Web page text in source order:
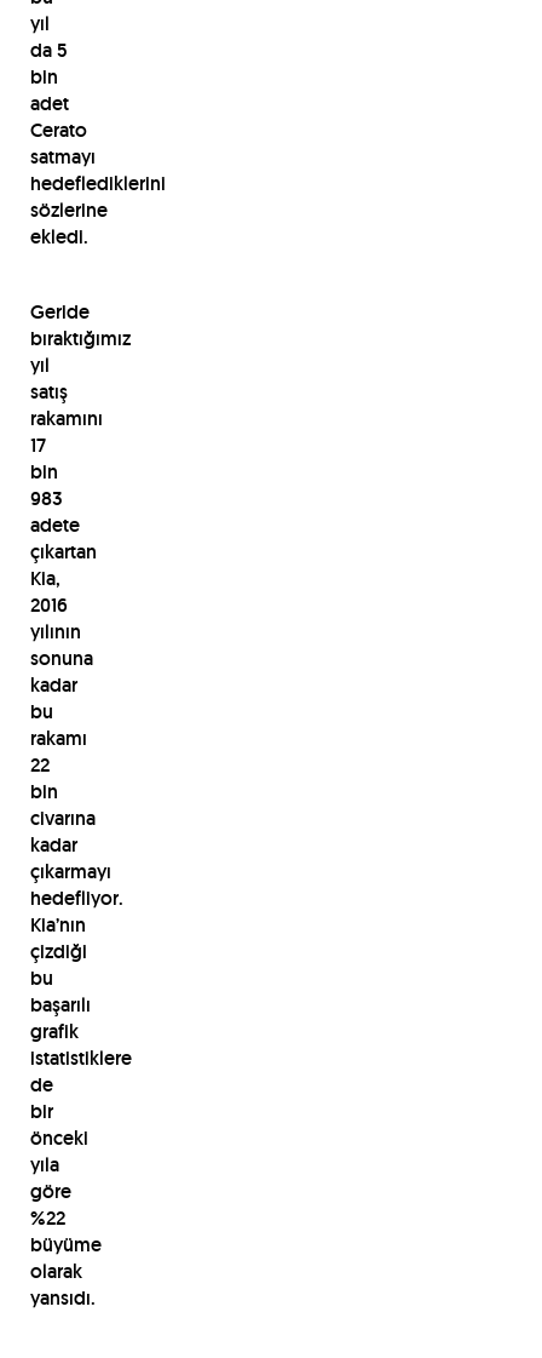
yıl
da 5
bin
adet
Cerato
satmayı
hedeflediklerini
sözlerine
ekledi.
Geride
bıraktığımız
yıl
satış
rakamını
17
bin
983
adete
çıkartan
Kia,
2016
yılının
sonuna
kadar
bu
rakamı
22
bin
civarına
kadar
çıkarmayı
hedefliyor.
Kia’nın
çizdiği
bu
başarılı
grafik
istatistiklere
de
bir
önceki
yıla
göre
%22
büyüme
olarak
yansıdı.